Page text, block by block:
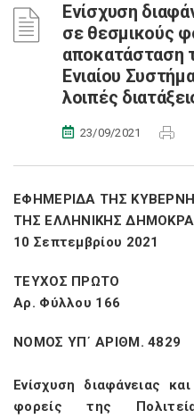
Ενίσχυση
σε θεσμικούς
αποκατάσταση
Ενιαίου
λοιπές
23/09/2021
ΕΦΗΜΕΡΙΔΑ ΤΗΣ
ΤΗΣ ΕΛΛΗΝΙΚΗΣ
10 Σεπτεμβρίου 2021
ΤΕΥΧΟΣ ΠΡΩΤΟ
Αρ. Φύλλου 166
ΝΟΜΟΣ ΥΠ΄ ΑΡΙΘΜ. 4829
Ενίσχυση διαφάνειας
φορείς της